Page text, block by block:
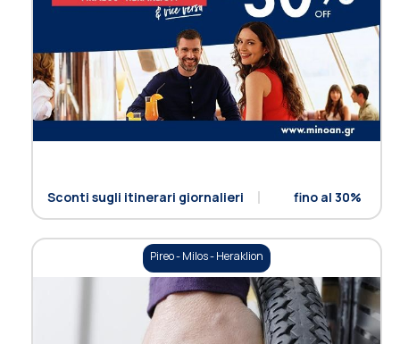
Sconti sugli itinerari giornalieri fino al 30%
Pireo - Milos - Heraklion